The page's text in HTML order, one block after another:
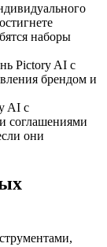
наборы
Pictory AI с
брендом и
AI с
соглашениями
они